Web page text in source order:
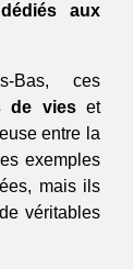
aux
Bas, ces
de vies et
entre la
exemples
mais ils
véritables